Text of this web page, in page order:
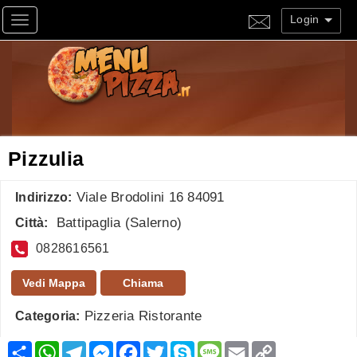
Toggle navigation Login
Pizzulia
Indirizzo: Viale Brodolini 16 84091
Città: Battipaglia (Salerno)
0828616561
Vedi Mappa Chiama
Categoria: Pizzeria Ristorante
CondividiWhatsApp
TelegramMessenger
Facebook
TwitterSkypeMessage
Email